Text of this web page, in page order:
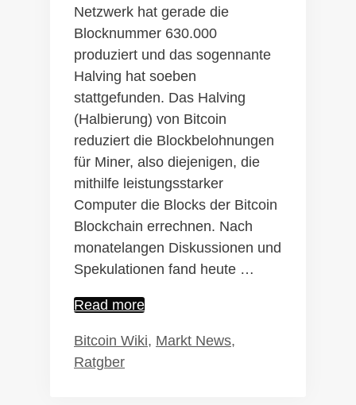
Netzwerk hat gerade die
Blocknummer 630.000
produziert und das sogennante
Halving hat soeben
stattgefunden. Das Halving
(Halbierung) von Bitcoin
reduziert die Blockbelohnungen
für Miner, also diejenigen, die
mithilfe leistungsstarker
Computer die Blocks der Bitcoin
Blockchain errechnen. Nach
monatelangen Diskussionen und
Spekulationen fand heute …
Read moreBitcoin
am
Kategorien
Bitcoin Wiki, Markt News,
Ratgber